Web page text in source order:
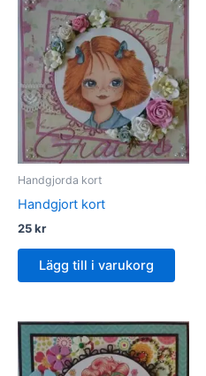
Handgjorda kort
Handgjort kort
25kr
Lägg till i varukorg